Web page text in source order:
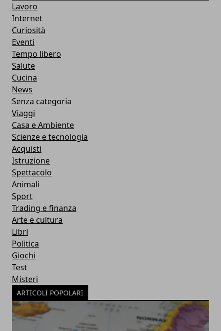
Lavoro
Internet
Curiosità
Eventi
Tempo libero
Salute
Cucina
News
Senza categoria
Viaggi
Casa e Ambiente
Scienze e tecnologia
Acquisti
Istruzione
Spettacolo
Animali
Sport
Trading e finanza
Arte e cultura
Libri
Politica
Giochi
Test
Misteri
ARTICOLI POPOLARI